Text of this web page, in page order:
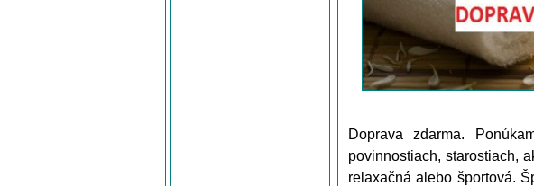
Doprava zdarma.
povinnostiach, starostiach,
relaxačná alebo športová.